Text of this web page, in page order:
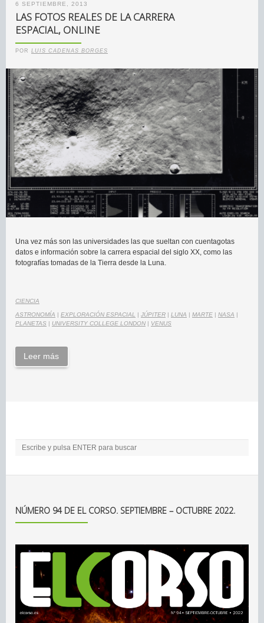
6 SEPTIEMBRE, 2013
LAS FOTOS REALES DE LA CARRERA
ESPACIAL, ONLINE
POR LUIS CADENAS BORGES
Una vez más son las universidades las que sueltan con cuentagotas
datos e información sobre la carrera espacial del siglo XX, como las
fotografías tomadas de la Tierra desde la Luna.
CIENCIA
ASTRONOMÍA EXPLORACIÓN ESPACIAL JÚPITER LUNA MARTE NASA
PLANETAS
UNIVERSITY COLLEGE LONDON VENUS
Leer más
NÚMERO 94 DE EL CORSO. SEPTIEMBRE – OCTUBRE 2022.